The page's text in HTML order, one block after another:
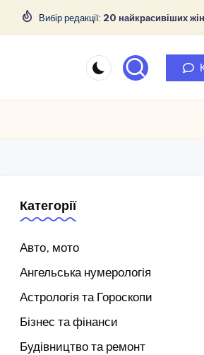
Вибір редакції: 20 найкрасивіших
Категорії
Авто, мото
Ангельська нумерологія
Астрологія та Гороскопи
Бізнес та фінанси
Будівництво та ремонт